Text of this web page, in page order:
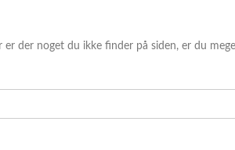
er der noget du ikke finder på siden, er du